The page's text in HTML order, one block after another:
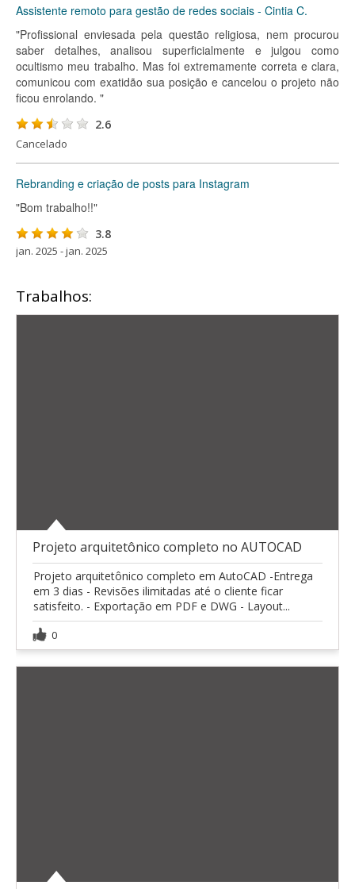
Assistente remoto para gestão de redes sociais - Cintia C.
"Profissional enviesada pela questão religiosa, nem procurou
saber detalhes, analisou superficialmente e julgou como
ocultismo meu trabalho. Mas foi extremamente correta e clara,
comunicou com exatidão sua posição e cancelou o projeto não
ficou enrolando. "
2.6
Cancelado
Rebranding e criação de posts para Instagram
"Bom trabalho!!"
3.8
jan. 2025 - jan. 2025
Trabalhos:
Projeto arquitetônico completo no AUTOCAD
Projeto arquitetônico completo em AutoCAD -Entrega
em 3 dias - Revisões ilimitadas até o cliente ficar
satisfeito. - Exportação em PDF e DWG - Layout...
0